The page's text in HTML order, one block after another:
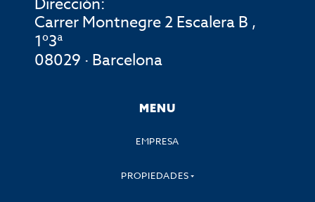
Carrer Montnegre 2 Escalera B ,
1º3ª
08029 · Barcelona
MENU
EMPRESA
PROPIEDADES